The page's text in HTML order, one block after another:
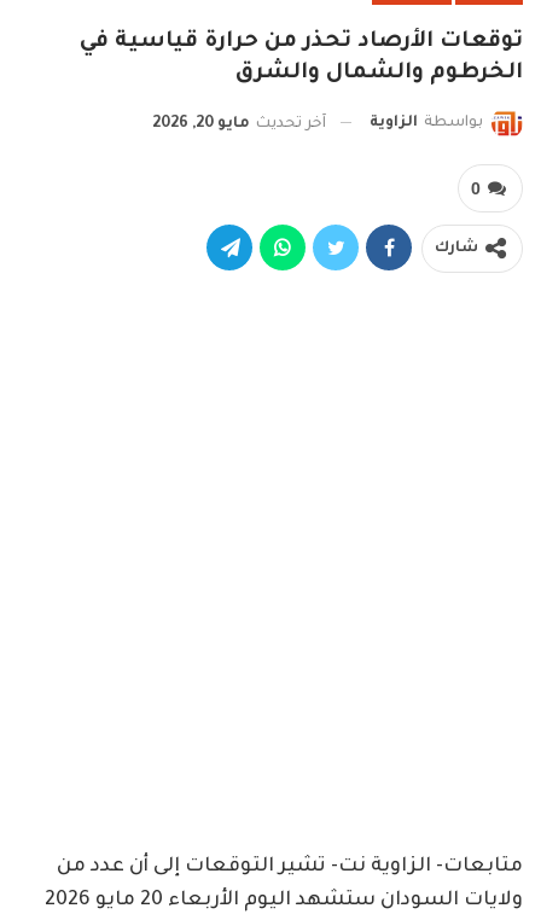
توقعات الأرصاد تحذر من حرارة قياسية في
الخرطوم والشمال والشرق
بواسطة الزاوية آخر تحديث مايو 20, 2026
0
شارك
متابعات- الزاوية نت- تشير التوقعات إلى أن عدد من
ولايات السودان ستشهد اليوم الأربعاء 20 مايو 2026